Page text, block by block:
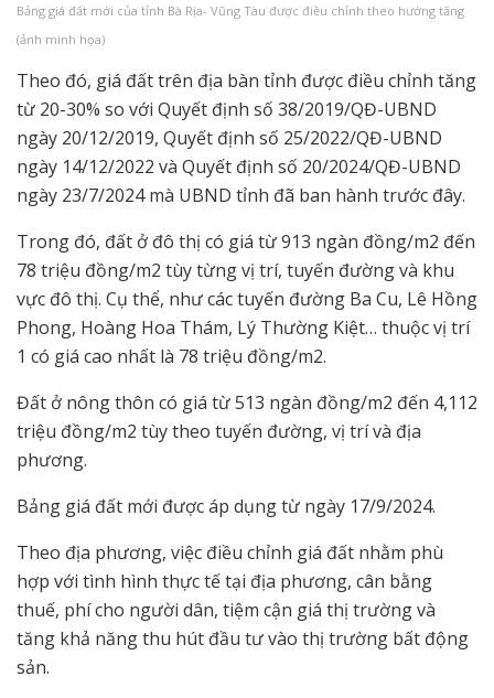
Bảng giá đất mới của tỉnh Bà Rịa- Vũng Tàu được điều chỉnh theo hướng tăng
(ảnh minh họa)
Theo đó, giá đất trên địa bàn tỉnh được điều chỉnh tăng
từ 20-30% so với Quyết định số 38/2019/QĐ-UBND
ngày 20/12/2019, Quyết định số 25/2022/QĐ-UBND
ngày 14/12/2022 và Quyết định số 20/2024/QĐ-UBND
ngày 23/7/2024 mà UBND tỉnh đã ban hành trước đây.
Trong đó, đất ở đô thị có giá từ 913 ngàn đồng/m2 đến
78 triệu đồng/m2 tùy từng vị trí, tuyến đường và khu
vực đô thị. Cụ thể, như các tuyến đường Ba Cu, Lê Hồng
Phong, Hoàng Hoa Thám, Lý Thường Kiệt… thuộc vị trí
1 có giá cao nhất là 78 triệu đồng/m2.
Đất ở nông thôn có giá từ 513 ngàn đồng/m2 đến 4,112
triệu đồng/m2 tùy theo tuyến đường, vị trí và địa
phương.
Bảng giá đất mới được áp dụng từ ngày 17/9/2024.
Theo địa phương, việc điều chỉnh giá đất nhằm phù
hợp với tình hình thực tế tại địa phương, cân bằng
thuế, phí cho người dân, tiệm cận giá thị trường và
tăng khả năng thu hút đầu tư vào thị trường bất động
sản.